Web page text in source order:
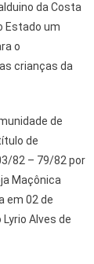
da Costa
Estado um
o
crianças da
de
de
82 – 79/82 por
Maçônica
em 02 de
Alves de